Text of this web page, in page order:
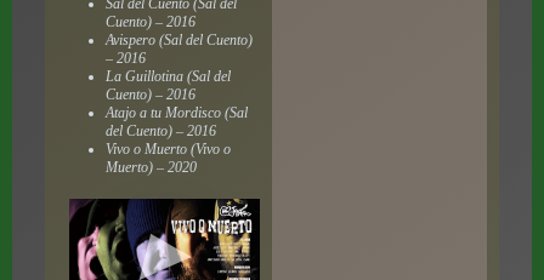
Sal del Cuento (Sal del
Cuento) – 2016
Avispero (Sal del Cuento)
– 2016
La Guillotina (Sal del
Cuento) – 2016
Atajo a tu Mordisco (Sal
del Cuento) – 2016
Vivo o Muerto (Vivo o
Muerto) – 2020